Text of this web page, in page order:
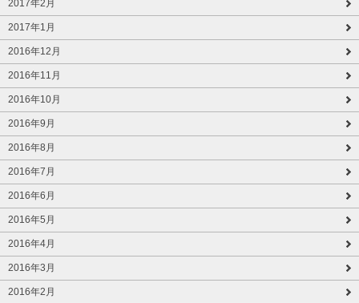
2017年2月
2017年1月
2016年12月
2016年11月
2016年10月
2016年9月
2016年8月
2016年7月
2016年6月
2016年5月
2016年4月
2016年3月
2016年2月